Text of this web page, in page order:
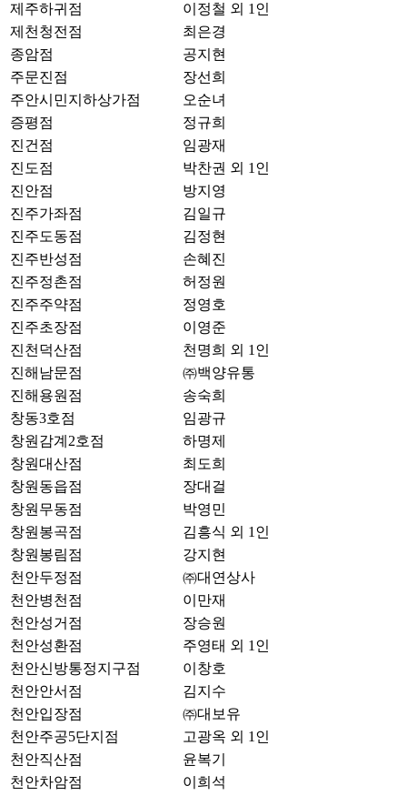
제주하귀점
이정철 외 1인
제천청전점
최은경
종암점
공지현
주문진점
장선희
주안시민지하상가점
오순녀
증평점
정규희
진건점
임광재
진도점
박찬권 외 1인
진안점
방지영
진주가좌점
김일규
진주도동점
김정현
진주반성점
손혜진
진주정촌점
허정원
진주주약점
정영호
진주초장점
이영준
진천덕산점
천명희 외 1인
진해남문점
㈜백양유통
진해용원점
송숙희
창동3호점
임광규
창원감계2호점
하명제
창원대산점
최도희
창원동읍점
장대걸
창원무동점
박영민
창원봉곡점
김흥식 외 1인
창원봉림점
강지현
천안두정점
㈜대연상사
천안병천점
이만재
천안성거점
장승원
천안성환점
주영태 외 1인
천안신방통정지구점
이창호
천안안서점
김지수
천안입장점
㈜대보유
천안주공5단지점
고광옥 외 1인
천안직산점
윤복기
천안차암점
이희석